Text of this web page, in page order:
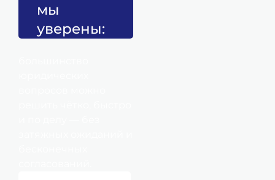
мы
уверены: